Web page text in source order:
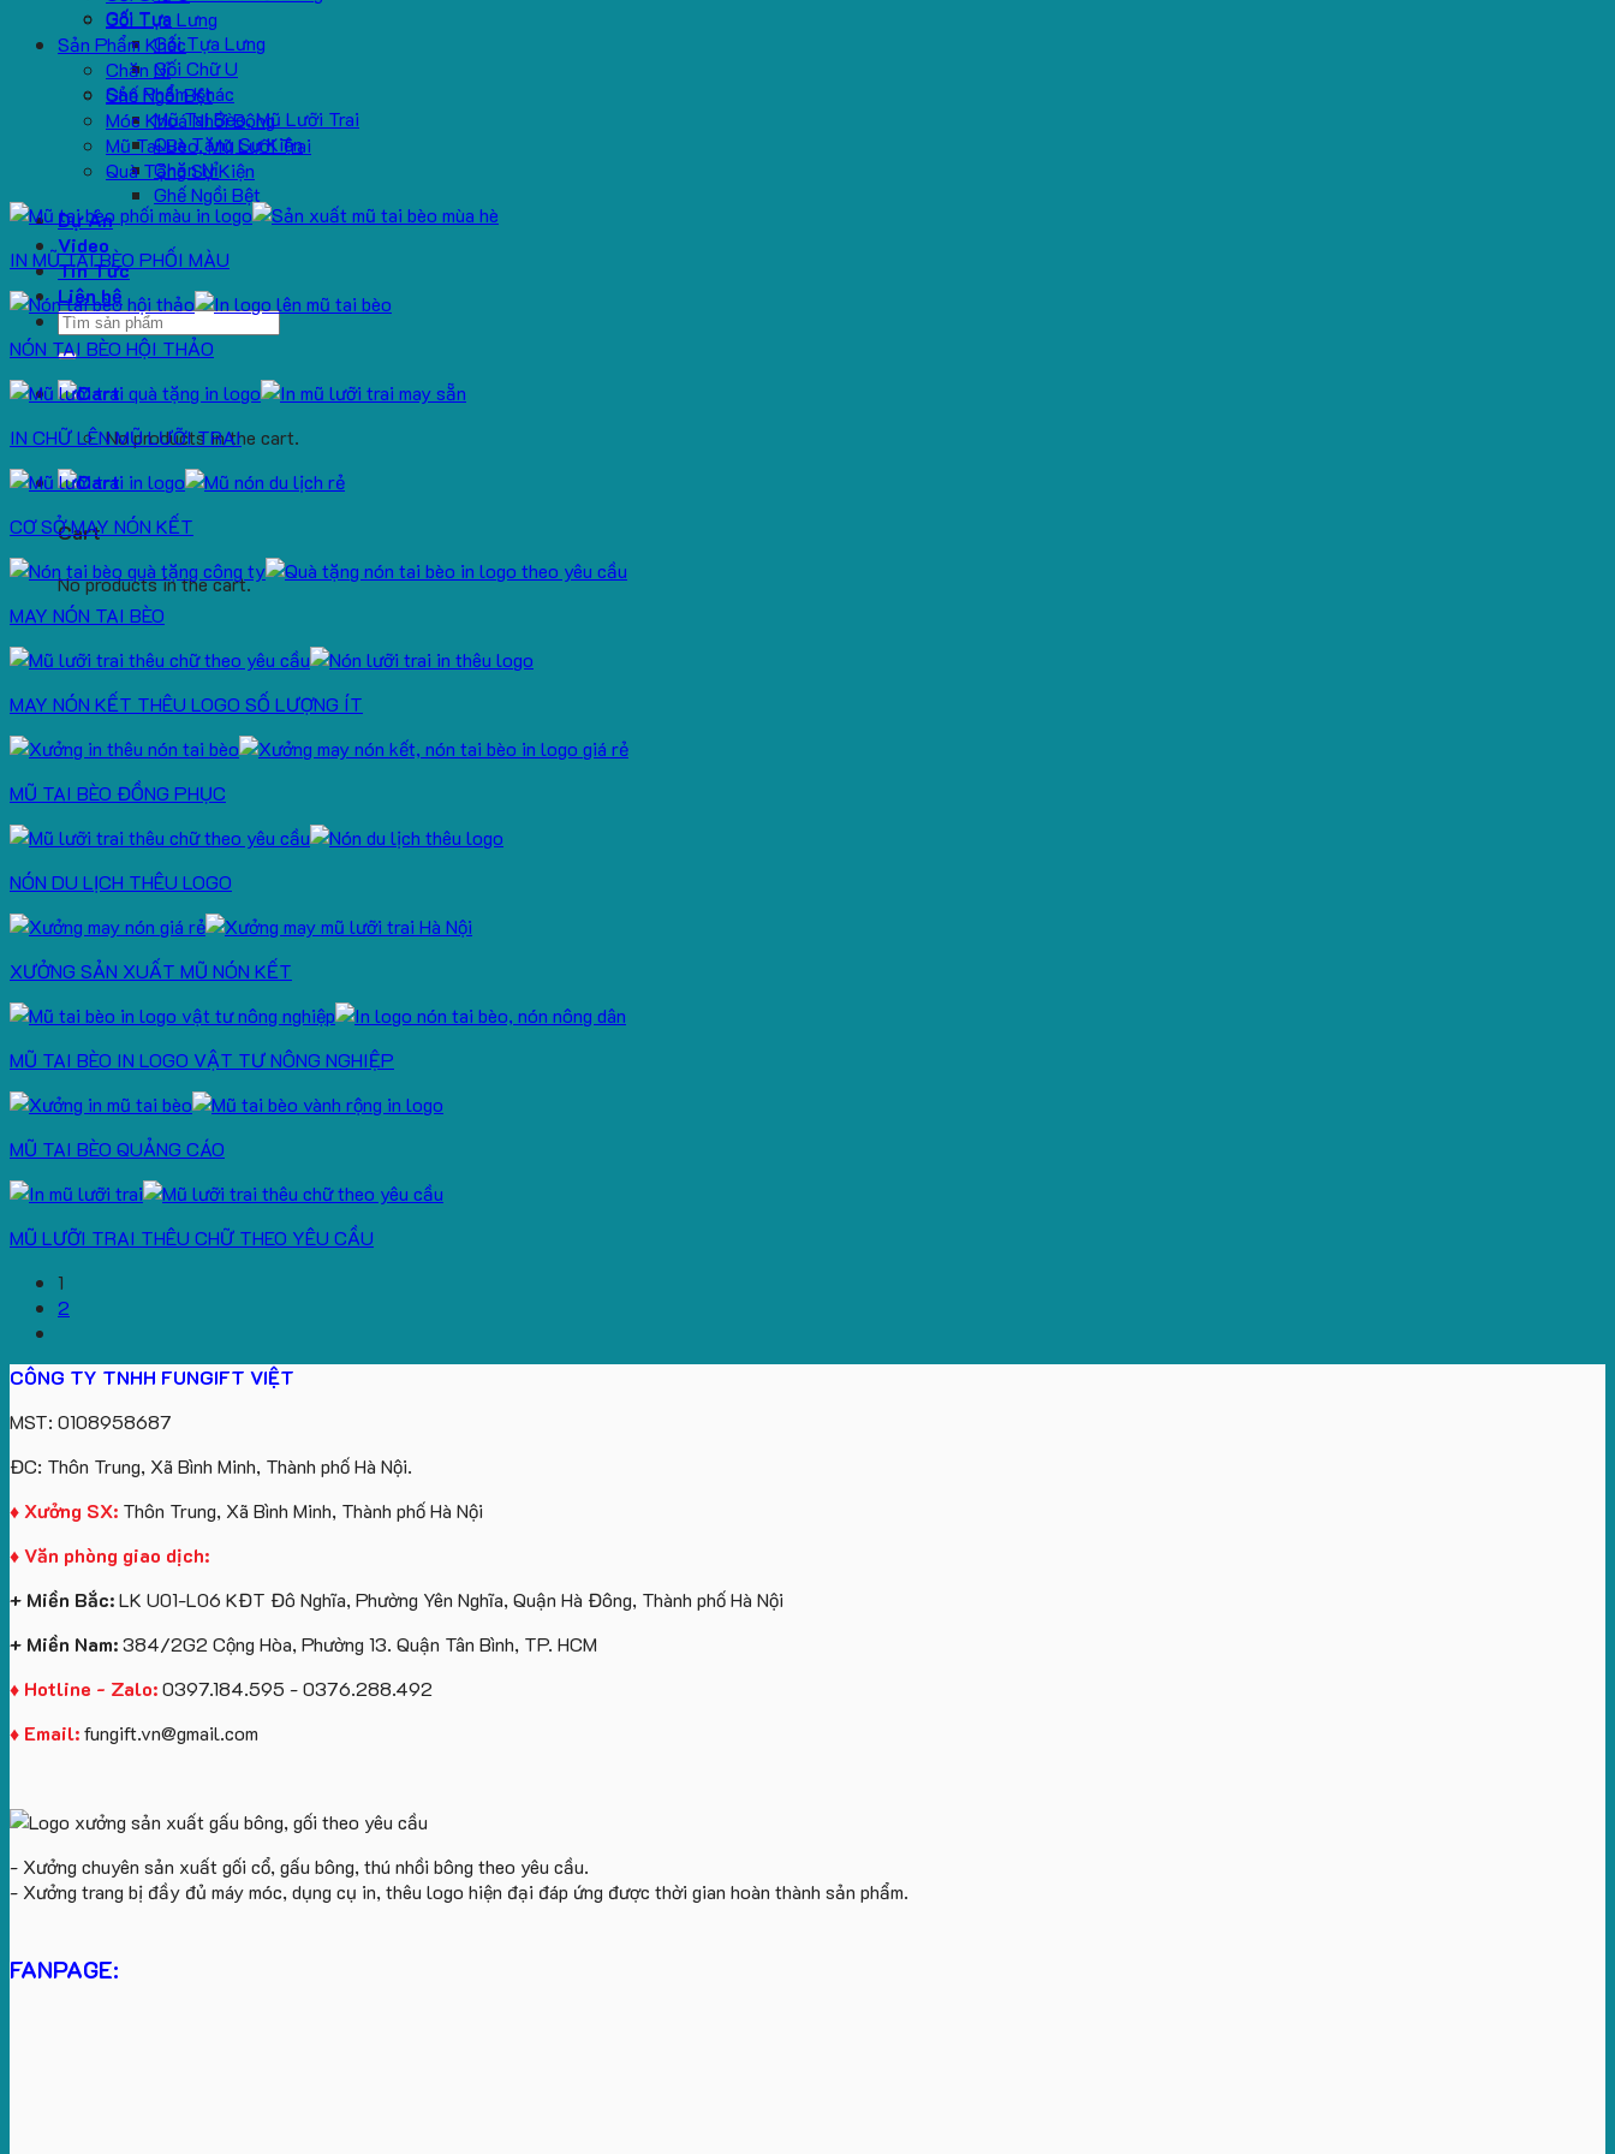
Gối Tựa
Gối Tựa Lưng
Gối Chữ U
Sản Phẩm Khác
Mũ Tai Bèo, Mũ Lưỡi Trai
Quà Tặng Sự Kiện
Chăn Nỉ
Ghế Ngồi Bệt
Dự Án
Video
Tin Tức
Liên hệ
Search
for:
No products in the cart.
Cart
No products in the cart.
Gối Tựa Lưng
Sản Phẩm Khác
Chăn Nỉ
Ghế Ngồi Bệt
Móc Khoá Nhồi Bông
Mũ Tai Bèo, Mũ Lưỡi Trai
Quà Tặng Sự Kiện
IN MŨ TAI BÈO PHỐI MÀU
NÓN TAI BÈO HỘI THẢO
IN CHỮ LÊN MŨ LƯỠI TRAI
CƠ SỞ MAY NÓN KẾT
MAY NÓN TAI BÈO
MAY NÓN KẾT THÊU LOGO SỐ LƯỢNG ÍT
MŨ TAI BÈO ĐỒNG PHỤC
NÓN DU LỊCH THÊU LOGO
XƯỞNG SẢN XUẤT MŨ NÓN KẾT
MŨ TAI BÈO IN LOGO VẬT TƯ NÔNG NGHIỆP
MŨ TAI BÈO QUẢNG CÁO
MŨ LƯỠI TRAI THÊU CHỮ THEO YÊU CẦU
1
2
CÔNG TY TNHH FUNGIFT VIỆT
MST: 0108958687
ĐC: Thôn Trung, Xã Bình Minh, Thành phố Hà Nội.
♦ Xưởng SX: Thôn Trung, Xã Bình Minh, Thành phố Hà Nội
♦ Văn phòng giao dịch:
+ Miền Bắc:LK U01-L06 KĐT Đô Nghĩa, Phường Yên Nghĩa, Quận Hà Đông, Thành phố Hà Nội
+ Miền Nam:384/2G2 Cộng Hòa, Phường 13. Quận Tân Bình, TP. HCM
♦ Hotline - Zalo:0397.184.595 - 0376.288.492
♦ Email:fungift.vn@gmail.com
- Xưởng chuyên sản xuất gối cổ, gấu bông, thú nhồi bông theo yêu cầu.
- Xưởng trang bị đầy đủ máy móc, dụng cụ in, thêu logo hiện đại đáp ứng được thời gian hoàn thành sản phẩm.
FANPAGE: